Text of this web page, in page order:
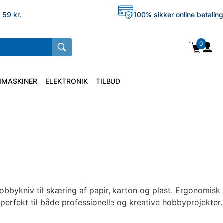
59 kr. 100% sikker online betaling
0
ELEKTRONIK TILBUD
til skæring af papir, karton og plast. Ergonomisk
til både professionelle og kreative hobbyprojekter.